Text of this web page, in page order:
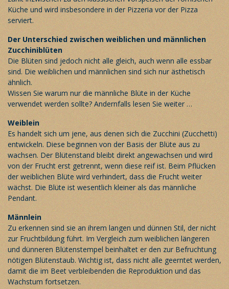
Küche und wird insbesondere in der Pizzeria vor der Pizza
serviert.
Der Unterschied zwischen weiblichen und männlichen
Zucchiniblüten
Die Blüten sind jedoch nicht alle gleich, auch wenn alle essbar
sind. Die weiblichen und männlichen sind sich nur ästhetisch
ähnlich.
Wissen Sie warum nur die männliche Blüte in der Küche
verwendet werden sollte? Andernfalls lesen Sie weiter …
Weiblein
Es handelt sich um jene, aus denen sich die Zucchini (Zucchetti)
entwickeln. Diese beginnen von der Basis der Blüte aus zu
wachsen. Der Blütenstand bleibt direkt angewachsen und wird
von der Frucht erst getrennt, wenn diese reif ist. Beim Pflücken
der weiblichen Blüte wird verhindert, dass die Frucht weiter
wächst. Die Blüte ist wesentlich kleiner als das männliche
Pendant.
Männlein
Zu erkennen sind sie an ihrem langen und dünnen Stil, der nicht
zur Fruchtbildung führt. Im Vergleich zum weiblichen längeren
und dünneren Blütenstempel beinhaltet er den zur Befruchtung
nötigen Blütenstaub. Wichtig ist, dass nicht alle geerntet werden,
damit die im Beet verbleibenden die Reproduktion und das
Wachstum fortsetzen.